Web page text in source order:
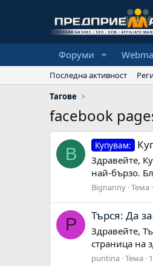
Форуми
Последна активност
Тагове
facebook
B Купувам:
Здравейте,
най-бързо.
Bignanny Тема
P Търся: Да
Здравейте,
страница на
puntina Тема